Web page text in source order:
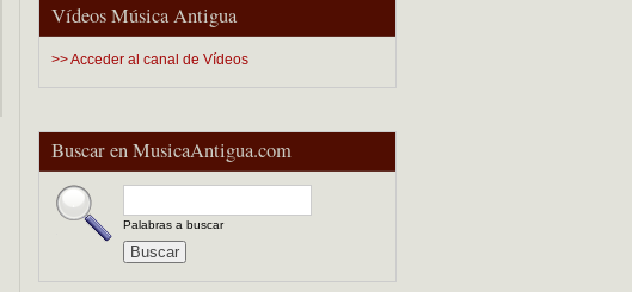
Vídeos Música Antigua
>> Acceder al canal de Vídeos
Buscar en MusicaAntigua.com
Palabras a buscar